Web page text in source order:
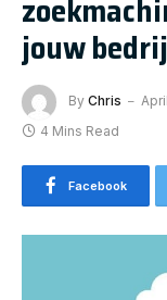
jouw
By Chris
4 Mins Read
Facebook